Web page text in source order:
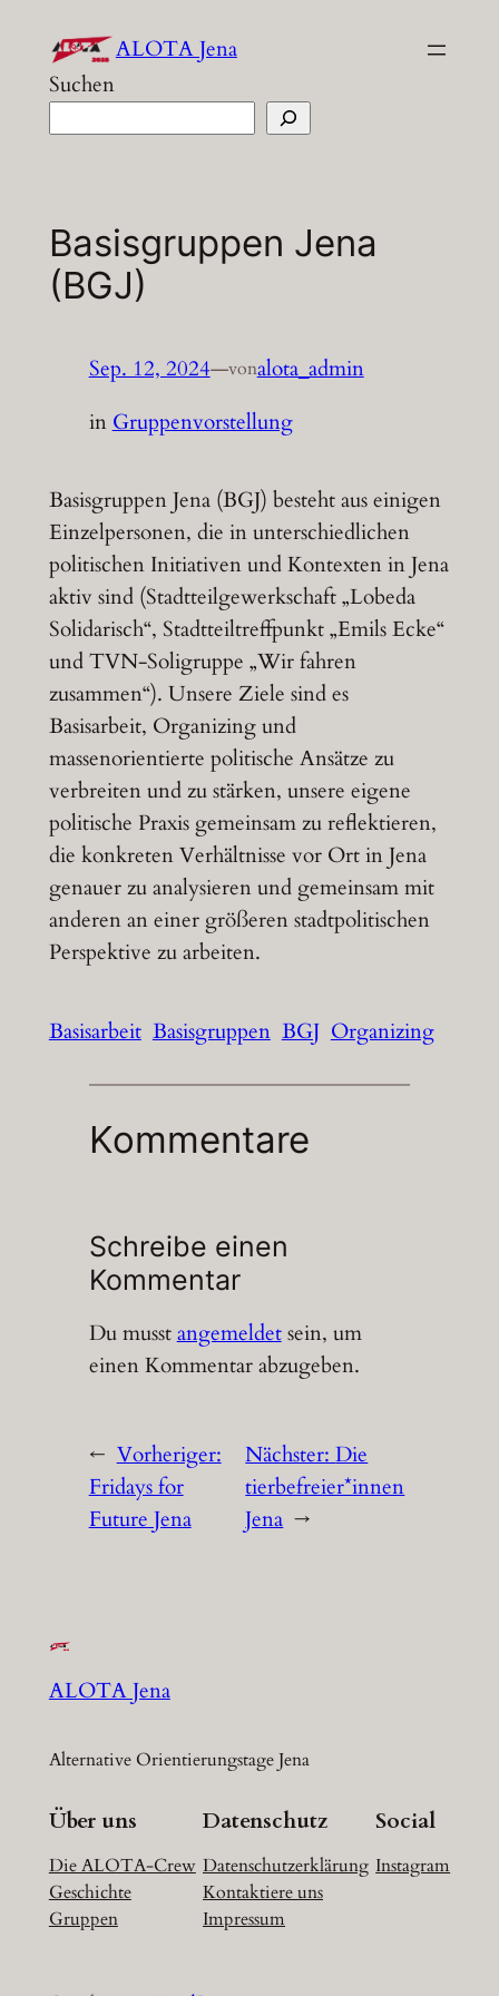
Inhalt
springen
ALOTA Jena
Suchen
Basisgruppen Jena
(BGJ)
Sep. 12, 2024—vonalota_admin
in Gruppenvorstellung
Basisgruppen Jena (BGJ) besteht aus einigen
Einzelpersonen, die in unterschiedlichen
politischen Initiativen und Kontexten in Jena
aktiv sind (Stadtteilgewerkschaft „Lobeda
Solidarisch“, Stadtteiltreffpunkt „Emils Ecke“
und TVN-Soligruppe „Wir fahren
zusammen“). Unsere Ziele sind es
Basisarbeit, Organizing und
massenorientierte politische Ansätze zu
verbreiten und zu stärken, unsere eigene
politische Praxis gemeinsam zu reflektieren,
die konkreten Verhältnisse vor Ort in Jena
genauer zu analysieren und gemeinsam mit
anderen an einer größeren stadtpolitischen
Perspektive zu arbeiten.
Basisarbeit Basisgruppen BGJ Organizing
Kommentare
Schreibe einen
Kommentar
Du musstangemeldetsein, um
einen Kommentar abzugeben.
← Vorheriger:
Fridays for
Future Jena
Nächster:Die
tierbefreier*innen
Jena →
ALOTA Jena
Alternative Orientierungstage Jena
Über uns
Die ALOTA-Crew
Geschichte
Gruppen
Datenschutz
Datenschutzerklärung
Kontaktiere uns
Impressum
Social
Instagram